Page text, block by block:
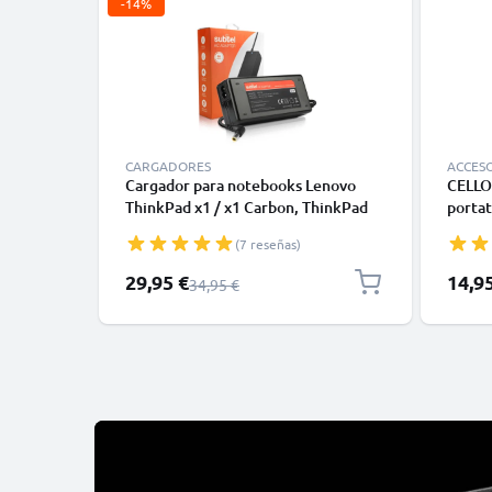
CARGADORES
Cargador para notebooks Lenovo
ThinkPad x1 / x1 Carbon, ThinkPad
X230 / X220, B590 - Fuente
Alimentación 90W, 20V Cable de
Carga 2.6m Alimentador 40Y7659
(7 reseñas)
Precio especial
29,95 €Precio normal
34,95 €
Acer